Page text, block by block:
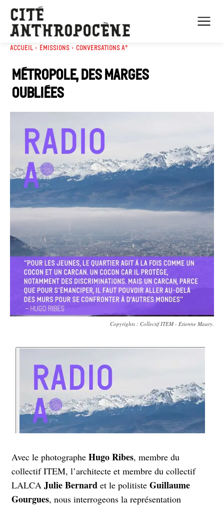
Accueil Émissions Conversations A°
Métropole, des marges
oubliées
Copyrights : Collectif ITEM - Etienne Maury.
Avec le photographe Hugo Ribes, membre du
collectif ITEM, l’architecte et membre du collectif
LALCA Julie Bernard et le politiste Guillaume
Gourgues, nous interrogeons la représentation